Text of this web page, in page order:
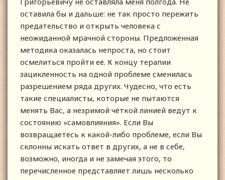
оставила бы и дальше: не так просто пережить
предательство и открыть человека с
неожиданной мрачной стороны. Предложенная
методика оказалась непроста, но стоит
осмелиться пройти её. К концу терапии
зацикленность на одной проблеме сменилась
разрешением ряда других. Чудесно, что есть
такие специалисты, которые не пытаются
менять Вас, а незримой чёткой линией ведут к
состоянию «самовлияния». Если Вы
возвращаетесь к какой-либо проблеме, если Вы
склонны искать ответ в других, а не в себе,
возможно, иногда и не замечая этого, то
перечисленное представляет лишь несколько